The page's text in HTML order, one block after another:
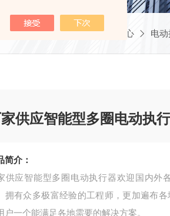
当前位置：首页 产品中心 电
供应智能型多圈电动执
简介：
供应智能型多圈电动执行器欢迎国内外
拥有众多极富经验的工程师，更加遍布
户一个能满足各地需要的解决方案。